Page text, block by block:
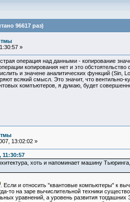
96617 раз)
»
операция над данными - копирование
копирования нет и это
и значене аналитических функций
всякий смысл. Это значит, что вентильно-
компъютеров, я думаю, будет
13:02:02 »
11:30:57
хоть и напоминает машину
. Если и относить "квантовые компьютеры" к
то на заре вычислительной техники
уравнений, а уровень развития